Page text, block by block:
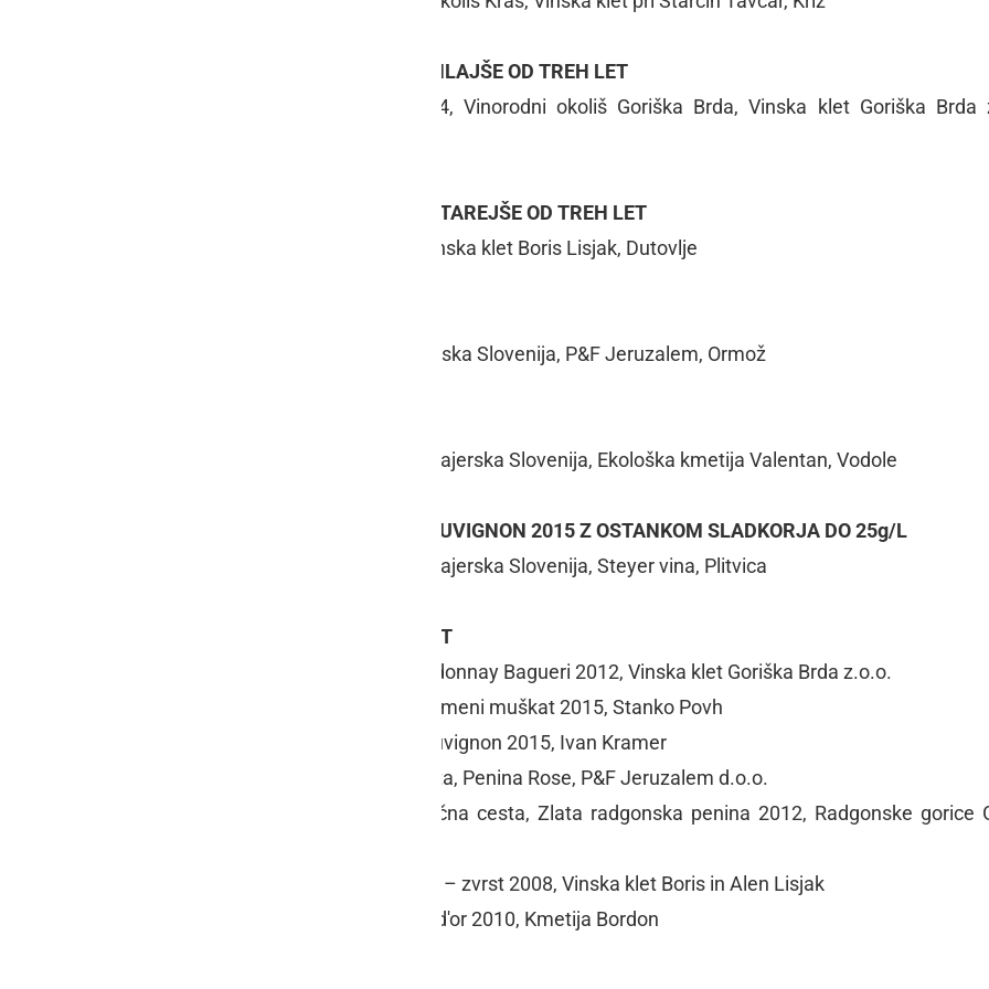
ŠAMPION ZA SUHO RDEČE VINO MLAJŠE OD TREH LET
Cabernet sauvignon Quercus 2014, Vinorodni okoliš Goriška Brda, Vinska klet Goriška Brda
ŠAMPION ZA SUHO RDEČE VINO STAREJŠE OD TREH LET
Sara 2008, Vinorodni okoliš Kras, Vinska klet Boris Lisjak, Dutovlje
Penina Rose, Vinorodni okoliš Štajerska Slovenija, P&F Jeruzalem, Ormož
Sauvignon 2015, Vinorodni okoliš Štajerska Slovenija, Ekološka kmetija Valentan, Vodole
NOVINARSKI ŠAMPION SORTE SAUVIGNON 2015 Z OSTANKOM SLADKORJA DO 25g/L
Sauvignon 2015, Vinorodni okoliš Štajerska Slovenija, Steyer vina, Plitvica
PRVAKI VINSKO TURISTIČNIH CEST
Briška vinska turistična cesta, Chardonnay Bagueri 2012, Vinska klet Goriška Brda z.o.o.
Vipavska vinska turistična cesta, Rumeni muškat 2015, Stanko Povh
Haloška vinska turistična cesta, Sauvignon 2015, Ivan Kramer
Jeruzalemska vinska turistična cesta, Penina Rose, P&F Jeruzalem d.o.o.
Radgonsko Kapelska vinska turistična cesta, Zlata radgonska penina 2012, Radgonske gorice
Kraška vinska turistična cesta, Sara – zvrst 2008, Vinska klet Boris in Alen Lisjak
Istrska vinska turistična cesta, Bon d'or 2010, Kmetija Bordon